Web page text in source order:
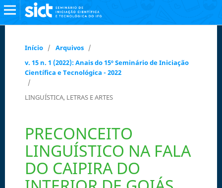
Início / Arquivos /
v. 15 n. 1 (2022): Anais do 15º Seminário de Iniciação
Científica e Tecnológica - 2022
/
LINGUÍSTICA, LETRAS E ARTES
PRECONCEITO
LINGUÍSTICO NA FALA
DO CAIPIRA DO